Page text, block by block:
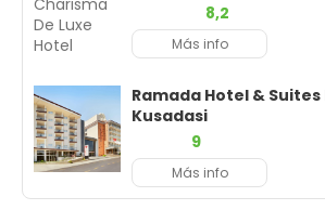
8,2
Más info
Ramada Hotel &
Kusadasi
9
Más info